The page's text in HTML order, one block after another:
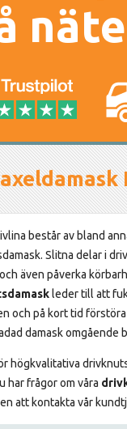
består av bland
Slitna delar i
även påverka
leder till att
och på kort tid
damask omgående
högkvalitativa
har frågor om våra
att kontakta vår